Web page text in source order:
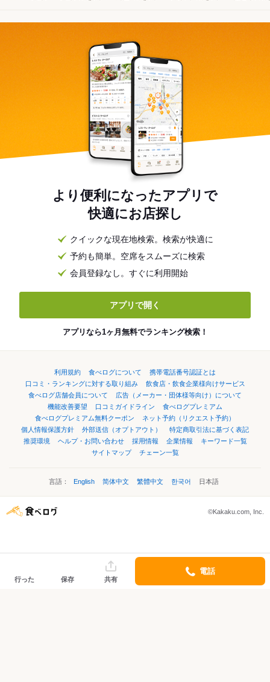
より便利になったアプリで
快適にお店探し
クイックな現在地検索。検索が快適に
予約も簡単。空席をスムーズに検索
会員登録なし。すぐに利用開始
アプリで開く
アプリなら1ヶ月無料でランキング検索！
利用規約 食べログについて
携帯電話番号認証とは
口コミ・ランキングに対する取り組み
飲食店・飲食企業様向けサービス
食べログ店舗会員について
広告（メーカー・団体様等向け）について
機能改善要望
口コミガイドライン
食べログプレミアム
食べログプレミアム無料クーポン
ネット予約（リクエスト予約）
個人情報保護方針
外部送信（オプトアウト）
特定商取引法に基づく表記
推奨環境
ヘルプ・お問い合わせ 採用情報 企業情報
キーワード一覧
サイトマップ
チェーン一覧
言語： English 简体中文 繁體中文 한국어 日本語
©Kakaku.com, Inc.
行った 保存 共有
電話